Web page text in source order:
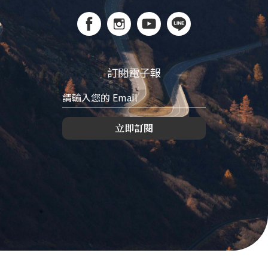
訂閱電子報
立即訂閱